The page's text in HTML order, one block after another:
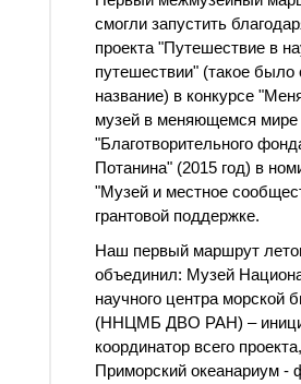
смогли запустить
проекта "Путешествие в
путешествии" (такое было
название) в конкурсе
музей в меняющемся мире
"Благотворительного
Потанина" (2015 год) в
"Музей и местное
грантовой поддержке.
Наш первый маршрут
объединил: Музей
научного центра морской
(ННЦМБ ДВО РАН) –
координатор всего проекта,
Приморский океанариум -